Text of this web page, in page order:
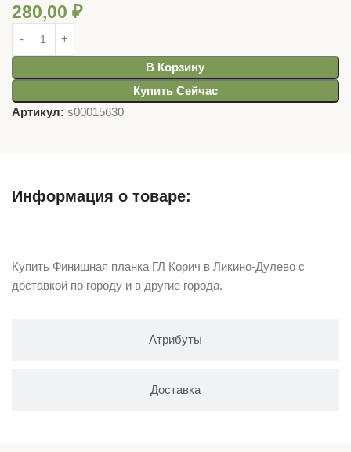
280,00 ₽
В Корзину
Купить Сейчас
Артикул: s00015630
Информация о товаре:
Атрибуты
Доставка
Купить Финишная планка ГЛ Корич в Ликино-Дулево с
доставкой по городу и в другие города.